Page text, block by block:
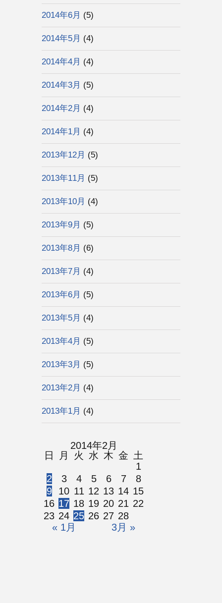
2014年6月 (5)
2014年5月 (4)
2014年4月 (4)
2014年3月 (5)
2014年2月 (4)
2014年1月 (4)
2013年12月 (5)
2013年11月 (5)
2013年10月 (4)
2013年9月 (5)
2013年8月 (6)
2013年7月 (4)
2013年6月 (5)
2013年5月 (4)
2013年4月 (5)
2013年3月 (5)
2013年2月 (4)
2013年1月 (4)
2014年2月
日
月 火 水 木 金 土
« 1月 3月 »
1
2
3 4 5 6 7
8
9
10 11 12 13 14 15
16 17 18 19 20 21 22
23 24 25 26 27 28